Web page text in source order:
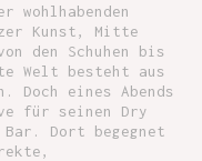
wohlhabenden
Kunst, Mitte
den Schuhen bis
Welt besteht aus
Doch eines Abends
für seinen Dry
Dort begegnet